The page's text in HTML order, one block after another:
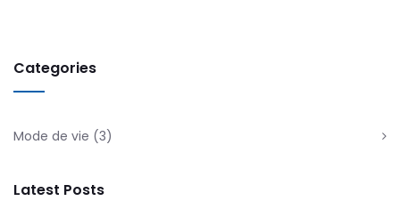
Categories
Mode de vie (3)
Latest Posts